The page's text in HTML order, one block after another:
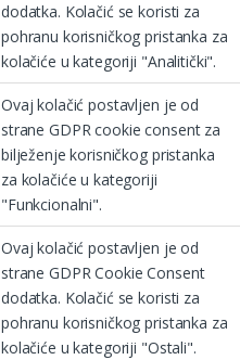
dodatka. Kolačić se koristi za
pohranu korisničkog pristanka za
kolačiće u kategoriji "Analitički".
Ovaj kolačić postavljen je od
strane GDPR cookie consent za
bilježenje korisničkog pristanka
za kolačiće u kategoriji
"Funkcionalni".
Ovaj kolačić postavljen je od
strane GDPR Cookie Consent
dodatka. Kolačić se koristi za
pohranu korisničkog pristanka za
kolačiće u kategoriji "Ostali".